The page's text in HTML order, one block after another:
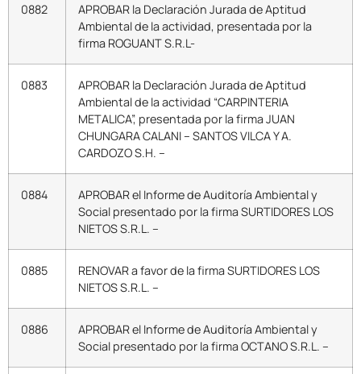
0882
APROBAR la Declaración Jurada de Aptitud
Ambiental de la actividad, presentada por la
firma ROGUANT S.R.L-
0883
APROBAR la Declaración Jurada de Aptitud
Ambiental de la actividad “CARPINTERIA
METALICA”, presentada por la firma JUAN
CHUNGARA CALANI – SANTOS VILCA Y A.
CARDOZO S.H. –
0884
APROBAR el Informe de Auditoría Ambiental y
Social presentado por la firma SURTIDORES LOS
NIETOS S.R.L. –
0885
RENOVAR a favor de la firma SURTIDORES LOS
NIETOS S.R.L. –
0886
APROBAR el Informe de Auditoría Ambiental y
Social presentado por la firma OCTANO S.R.L. –